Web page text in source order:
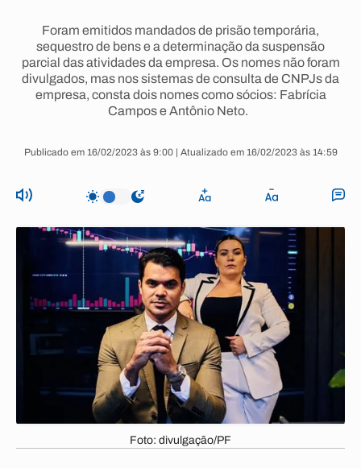
Foram emitidos mandados de prisão temporária,
sequestro de bens e a determinação da suspensão
parcial das atividades da empresa. Os nomes não foram
divulgados, mas nos sistemas de consulta de CNPJs da
empresa, consta dois nomes como sócios: Fabrícia
Campos e Antônio Neto.
Publicado em 16/02/2023 às 9:00 | Atualizado em 16/02/2023 às 14:59
Foto: divulgação/PF